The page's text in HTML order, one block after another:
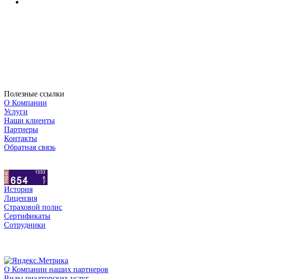
Полезные ссылки
О Компании
Услуги
Наши клиенты
Партнеры
Контакты
Обратная связь
История
Лицензия
Страховой полис
Сертификаты
Сотрудники
О Компании наших партнеров